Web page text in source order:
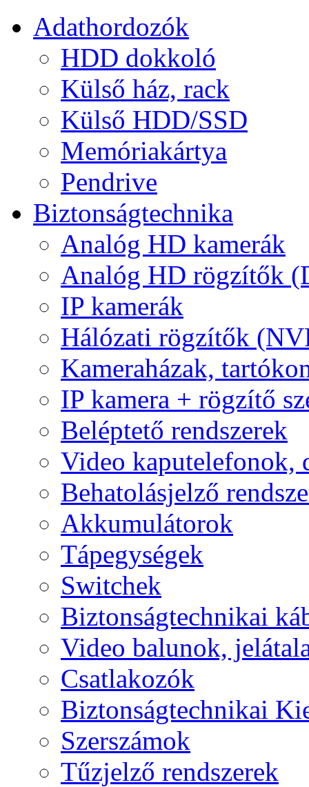
Adathordozók
HDD dokkoló
Külső ház, rack
Külső HDD/SSD
Memóriakártya
Pendrive
Biztonságtechnika
Analóg HD kamerák
Analóg HD rögzítők
IP kamerák
Hálózati rögzítők
Kameraházak,
IP kamera + rögzítő
Beléptető rendszerek
Video kaputelefonok,
Behatolásjelző
Akkumulátorok
Tápegységek
Switchek
Biztonságtechnikai
Video balunok,
Csatlakozók
Biztonságtechnikai
Szerszámok
Tűzjelző rendszerek